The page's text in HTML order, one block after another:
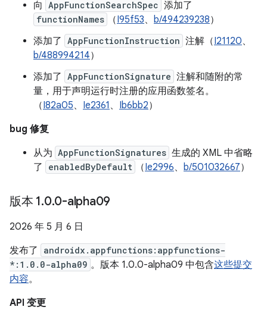
向 AppFunctionSearchSpec 添加了
functionNames （I95f53、 b/494239238）
添加了 AppFunctionInstruction 注解（I21120、
b/488994214）
添加了 AppFunctionSignature 注解和随附的常
量，用于声明运行时注册的应用函数签名。
（I82a05、 Ie2361 、 Ib6bb2）
bug 修复
从为 AppFunctionSignatures 生成的 XML 中省略
了
enabledByDefault （Ie2996、 b/501032667）
版本 1.0.0-alpha09
2026 年 5 月 6 日
发布了
androidx.appfunctions:appfunctions-
*:1.0.0-alpha09 。版本 1.0.0-alpha09 中包含这些提交
内容。
API 变更